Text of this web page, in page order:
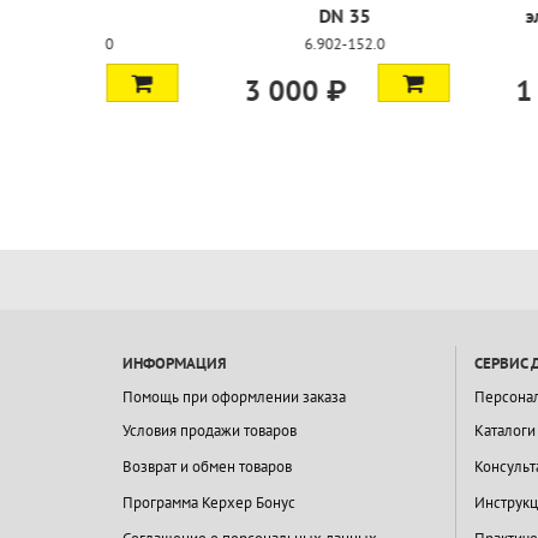
электропроводная, С
1 800 ₽ 7 450 ₽
ИНФОРМАЦИЯ
Помощь при оформлении заказа
Условия продажи товаров
Возврат и обмен товаров
Программа Керхер Бонус
СЕРВИС